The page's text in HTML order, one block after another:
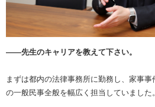
――先生のキャリアを教えて下さい。
まずは都内の法律事務所に勤務し、家事
の一般民事全般を幅広く担当していました。